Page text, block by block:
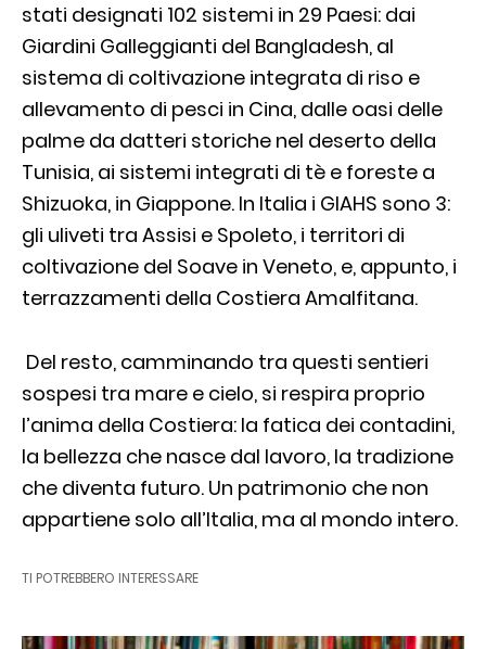
stati designati 102 sistemi in 29 Paesi: dai
Giardini Galleggianti del Bangladesh, al
sistema di coltivazione integrata di riso e
allevamento di pesci in Cina, dalle oasi delle
palme da datteri storiche nel deserto della
Tunisia, ai sistemi integrati di tè e foreste a
Shizuoka, in Giappone. In Italia i GIAHS sono 3:
gli uliveti tra Assisi e Spoleto, i territori di
coltivazione del Soave in Veneto, e, appunto, i
terrazzamenti della Costiera Amalfitana.
Del resto, camminando tra questi sentieri
sospesi tra mare e cielo, si respira proprio
l’anima della Costiera: la fatica dei contadini,
la bellezza che nasce dal lavoro, la tradizione
che diventa futuro. Un patrimonio che non
appartiene solo all’Italia, ma al mondo intero.
TI POTREBBERO INTERESSARE